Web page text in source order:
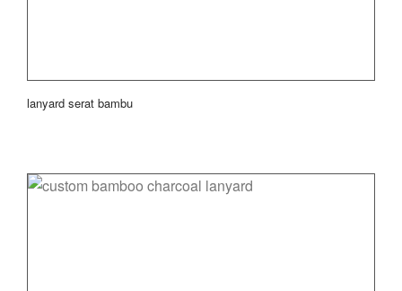
lanyard serat bambu